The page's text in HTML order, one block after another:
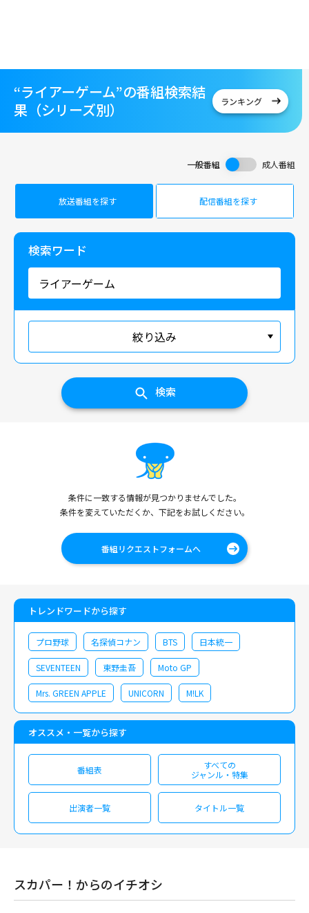
“ライアーゲーム”の番組検索結
果（シリーズ別）
ランキング
一般番組 成人番組
放送番組を探す 配信番組を探す
検索ワード
絞り込み
検索
条件に一致する情報が見つかりませんでした。
条件を変えていただくか、下記をお試しください。
番組リクエストフォームへ
トレンドワードから探す
プロ野球 名探偵コナン BTS 日本統一
SEVENTEEN 東野圭吾 Moto GP
Mrs. GREEN APPLE UNICORN M!LK
オススメ・一覧から探す
番組表
すべての
ジャンル・特集
出演者一覧 タイトル一覧
スカパー！からのイチオシ